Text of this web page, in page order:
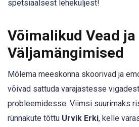
spetsiaalsest leheküljest!
Võimalikud Vead ja
Väljamängimised
Mõlema meeskonna skoorivad ja
võivad sattuda varajastesse
probleemidesse. Viimsi suurimaks
rünnakute tõttu Urvik Erki, kelle